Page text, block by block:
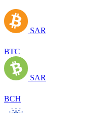
SAR
BTC
SAR
BCH